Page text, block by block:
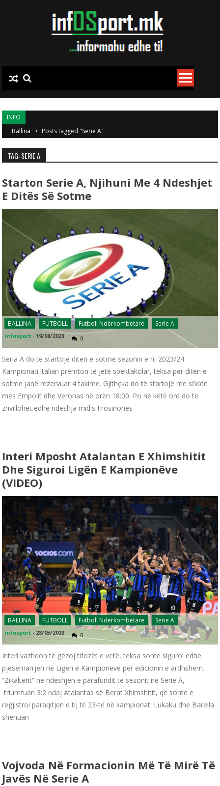
INFO
Ballina > Posts tagged "Serie A"
TAG: SERIE A
Starton Serie A, Njihuni Me 4 Ndeshjet
E Ditës Së Sotme
BALLINA FUTBOLL Futboll Ndërkombëtarë Serie A
infosport - 19/08/2023 0
Seria A do të startojë ditën e sotme sezonin e ri, 2023/24.
Kampionati italian premton të jetë spektakolar, teksa për ditën e
sotme janë rezervuar 4 takime. Gjithçka do të startojë me sfidën
mes Empolit dhe Veronas në orën 18:00. Po në këtë orë do të
zhvillohet edhe ndeshja midis Frosinones
Interi Mposht Atalantan E Xhimshitit
Dhe Siguroi Ligën E Kampionëve
(VIDEO)
BALLINA FUTBOLL Futboll Ndërkombëtarë Serie A
infosport -28/05/2023 0
Interi vazhdon të gëzoj tifozët e vetë, teksa sonte siguroi edhe
pjesëmarrjen në Ligën e Kampionëve për edicionin e ardhshëm.
“Zikaltërit” në ndeshjen e parafundit të sezonit në Serie A,
triumfuan 3:2 ndaj Atalantas së Berat Xhimshitit, që sonte e
regjistroi paraqitjen e tij të 23-të në kampionat. Lukaku dhe Barella
shënuan
Vojvoda Në Formacionin Më Të Mirë Të
Javës Në Serie A